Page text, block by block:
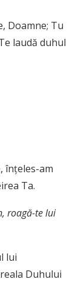
Doamne; Tu
laudă duhul
înţeles-am
Ta.
roagă-te lui
lui
Duhului